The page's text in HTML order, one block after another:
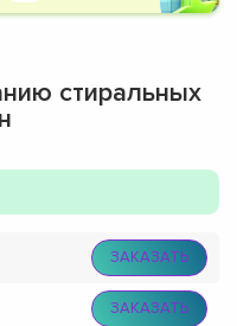
стиральных
ЗАКАЗАТЬ
ЗАКАЗАТЬ